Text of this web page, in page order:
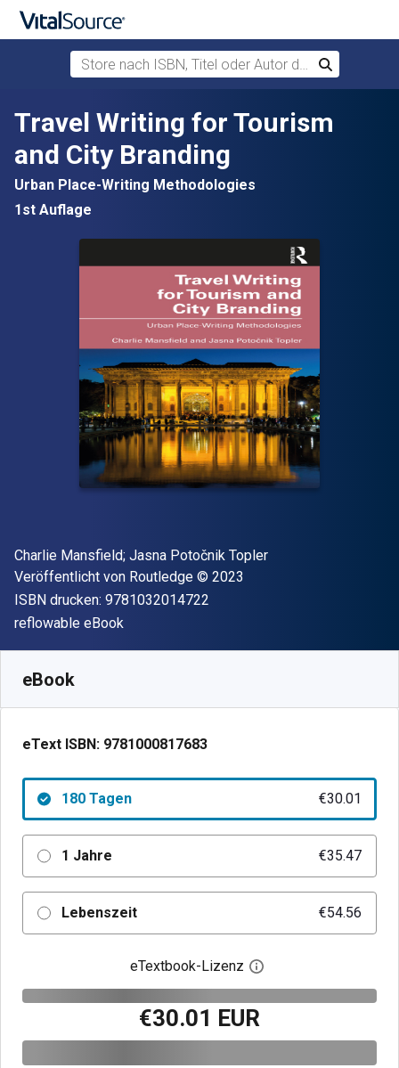
Zum Hauptinhalt springen
Store nach ISBN, Titel oder Autor durchsuchen
Suchen
Travel Writing for Tourism
and City Branding
Urban Place-Writing Methodologies
1st Auflage
Autor(en)
Charlie Mansfield; Jasna Potočnik Topler
Verleger
Veröffentlicht von Routledge Copyright
© 2023
ISBN drucken: 9781032014722
Format
reflowable eBook
eBook
eText ISBN: 9781000817683
180 Tagen €30.01
1 Jahre €35.47
Lebenszeit €54.56
eTextbook-Lizenz Digitalen
€30.01 EUR